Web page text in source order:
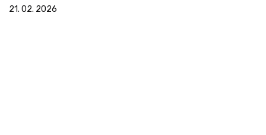
21. 02. 2026